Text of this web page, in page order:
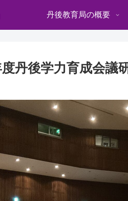
丹後教育局の概要
丹後学力育成会議